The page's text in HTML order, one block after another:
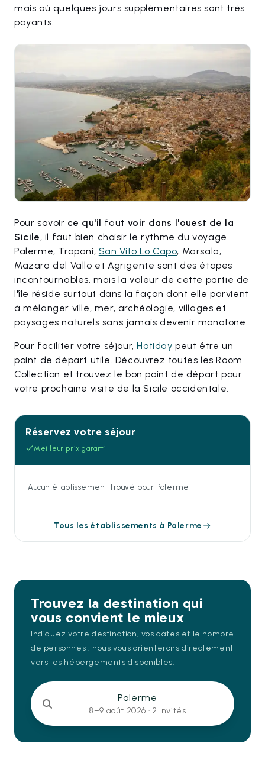
mais où quelques jours supplémentaires sont très
payants.
Pour savoir ce qu'il faut voir dans l'ouest de la
Sicile, il faut bien choisir le rythme du voyage.
Palerme, Trapani, San Vito Lo Capo, Marsala,
Mazara del Vallo et Agrigente sont des étapes
incontournables, mais la valeur de cette partie de
l'île réside surtout dans la façon dont elle parvient
à mélanger ville, mer, archéologie, villages et
paysages naturels sans jamais devenir monotone.
Pour faciliter votre séjour,Hotiday peut être un
point de départ utile. Découvrez toutes les Room
Collection et trouvez le bon point de départ pour
votre prochaine visite de la Sicile occidentale.
Réservez votre séjour
Meilleur prix garanti
Aucun établissement trouvé pour Palerme
Tous les établissements à Palerme
Trouvez la destination qui
vous convient le mieux
Indiquez votre destination, vos dates et le nombre
de personnes : nous vous orienterons directement
vers les hébergements disponibles.
Palerme
8–9 août 2026 · 2 Invités